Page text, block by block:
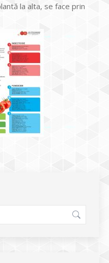
la alta, se face prin